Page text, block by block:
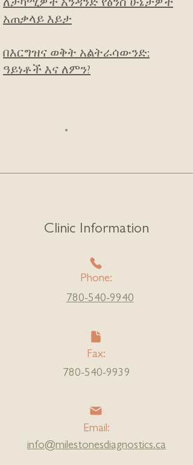
ለታካሚዎች አንዳንድ የፅንስ ሁኔታዎች
አጠቃላይ እይታ
በእርግዝና ወቅት አልትራሳውንድ:
ዓይነቶች እና ለምን?
Clinic Information
Phone:
780-540-9940
Fax:
780-540-9939
Email:
info@milestonesdiagnostics.ca